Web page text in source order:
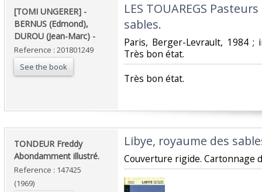
‎[TOMI UNGERER] -
BERNUS (Edmond),
DUROU (Jean-Marc) - ‎
Reference : 201801249
See the book
‎LES TOUAREGS
sables. ‎
‎Paris, Berger-Levrault, 1984 ;
Très bon état.‎
‎Très bon état.‎
‎TONDEUR Freddy
Abondamment illustré.‎
Reference : 147425
(1969)
‎Libye, royaume des
‎Couverture rigide. Cartonnage